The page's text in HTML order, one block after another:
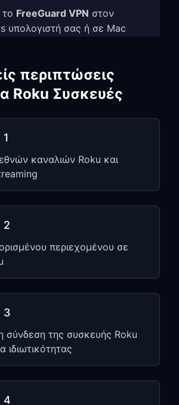
το FreeGuard VPN στον
υπολογιστή σας ή σε Mac
τοAllow LAN Access
τη διεύθυνση IPκαι τον
(π.χ.,
τις
Δικτύου του
αρχική οθόνη του Roku,
τοHome buttonστο
σας
στιςSettings→Network
Set up connection→
το δίκτυο Wi-Fi σας
Advanced→Manual setup
περιπτώσεις
Roku Συσκευές
καναλιών Roku και
2
περιεχομένου σε
3
σύνδεση της συσκευής Roku
ιδιωτικότητας
4